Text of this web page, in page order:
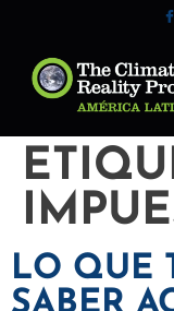
LO QUE